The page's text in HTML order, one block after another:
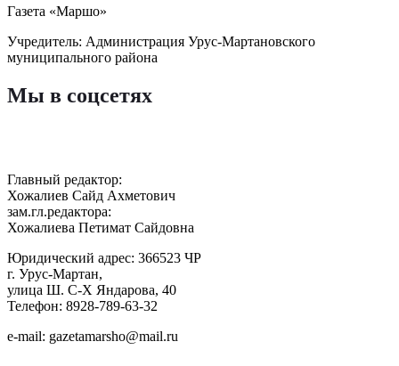
Газета «Маршо»
Учредитель: Администрация Урус-Мартановского
муниципального района
Мы в соцсетях
Главный редактор:
Хожалиев Сайд Ахметович
зам.гл.редактора:
Хожалиева Петимат Сайдовна
Юридический адрес: 366523 ЧР
г. Урус-Мартан,
улица Ш. С-Х Яндарова, 40
Телефон: 8928-789-63-32
e-mail: gazetamarsho@mail.ru